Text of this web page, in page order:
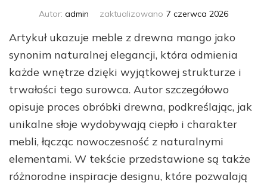
Autor: admin zaktualizowano 7 czerwca 2026
Artykuł ukazuje meble z drewna mango jako
synonim naturalnej elegancji, która odmienia
każde wnętrze dzięki wyjątkowej strukturze i
trwałości tego surowca. Autor szczegółowo
opisuje proces obróbki drewna, podkreślając, jak
unikalne słoje wydobywają ciepło i charakter
mebli, łącząc nowoczesność z naturalnymi
elementami. W tekście przedstawione są także
różnorodne inspiracje designu, które pozwalają